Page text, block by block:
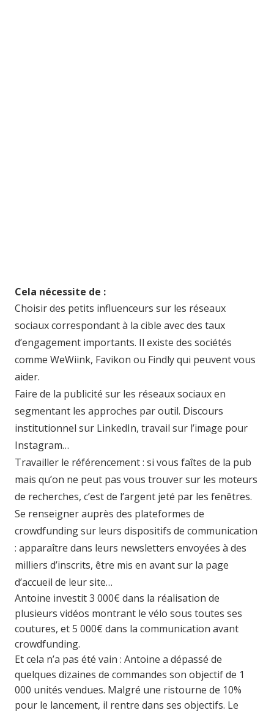
Cela nécessite de :
Choisir des petits influenceurs sur les réseaux
sociaux correspondant à la cible avec des taux
d’engagement importants. Il existe des sociétés
comme WeWiink, Favikon ou Findly qui peuvent vous
aider.
Faire de la publicité sur les réseaux sociaux en
segmentant les approches par outil. Discours
institutionnel sur LinkedIn, travail sur l’image pour
Instagram…
Travailler le référencement : si vous faîtes de la pub
mais qu’on ne peut pas vous trouver sur les moteurs
de recherches, c’est de l’argent jeté par les fenêtres.
Se renseigner auprès des plateformes de
crowdfunding sur leurs dispositifs de communication
: apparaître dans leurs newsletters envoyées à des
milliers d’inscrits, être mis en avant sur la page
d’accueil de leur site…
Antoine investit 3 000€ dans la réalisation de
plusieurs vidéos montrant le vélo sous toutes ses
coutures, et 5 000€ dans la communication avant
crowdfunding.
Et cela n’a pas été vain : Antoine a dépassé de
quelques dizaines de commandes son objectif de 1
000 unités vendues. Malgré une ristourne de 10%
pour le lancement, il rentre dans ses objectifs. Le